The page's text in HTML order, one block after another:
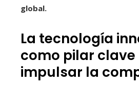
global.
La tecnología
como pilar clave
impulsar la